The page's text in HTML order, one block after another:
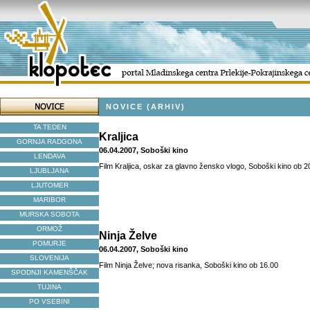
TA TEDEN
GORNJA RADGONA
LENDAVA
LJUBLJANA
LJUTOMER
MARIBOR
MURSKA SOBOTA
ORMOŽ
POMURJE
SLOVENIJA
SPODNJI KAMENŠČAK
TUJINA
PO VSEBINI
NOVICE (ARHIV)
Kraljica
06.04.2007, Soboški kino
Film Kraljica, oskar za glavno žensko vlogo, Soboški kino ob
Ninja Želve
06.04.2007, Soboški kino
Film Ninja Želve; nova risanka, Soboški kino ob 16.00